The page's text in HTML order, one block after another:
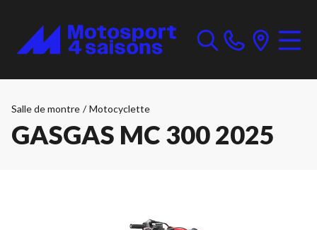
Salle de montre / Motocyclette
GASGAS MC 300 2025